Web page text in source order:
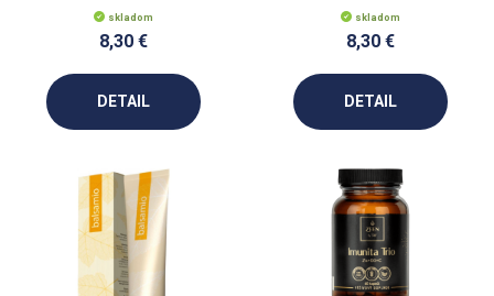
skladom
8,30 €
DETAIL
skladom
8,30 €
DETAIL